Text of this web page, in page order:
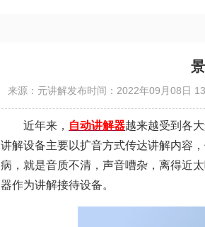
来源：元讲解发布时间：2022年09月08日
近年来， 自动讲解器越来越受到各
讲解设备主要以扩音方式传达讲解内容
病，就是音质不清，声音嘈杂，离得近
器作为讲解接待设备。